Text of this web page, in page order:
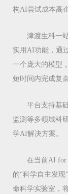
构AI尝试成本高
津渡生科一
实用AI功能，通
一个庞大的模型
短时间内完成复
平台支持基
监测等多领域科
学AI解决方案。
在当前AI for
的“科学自主发
命科学实验室，